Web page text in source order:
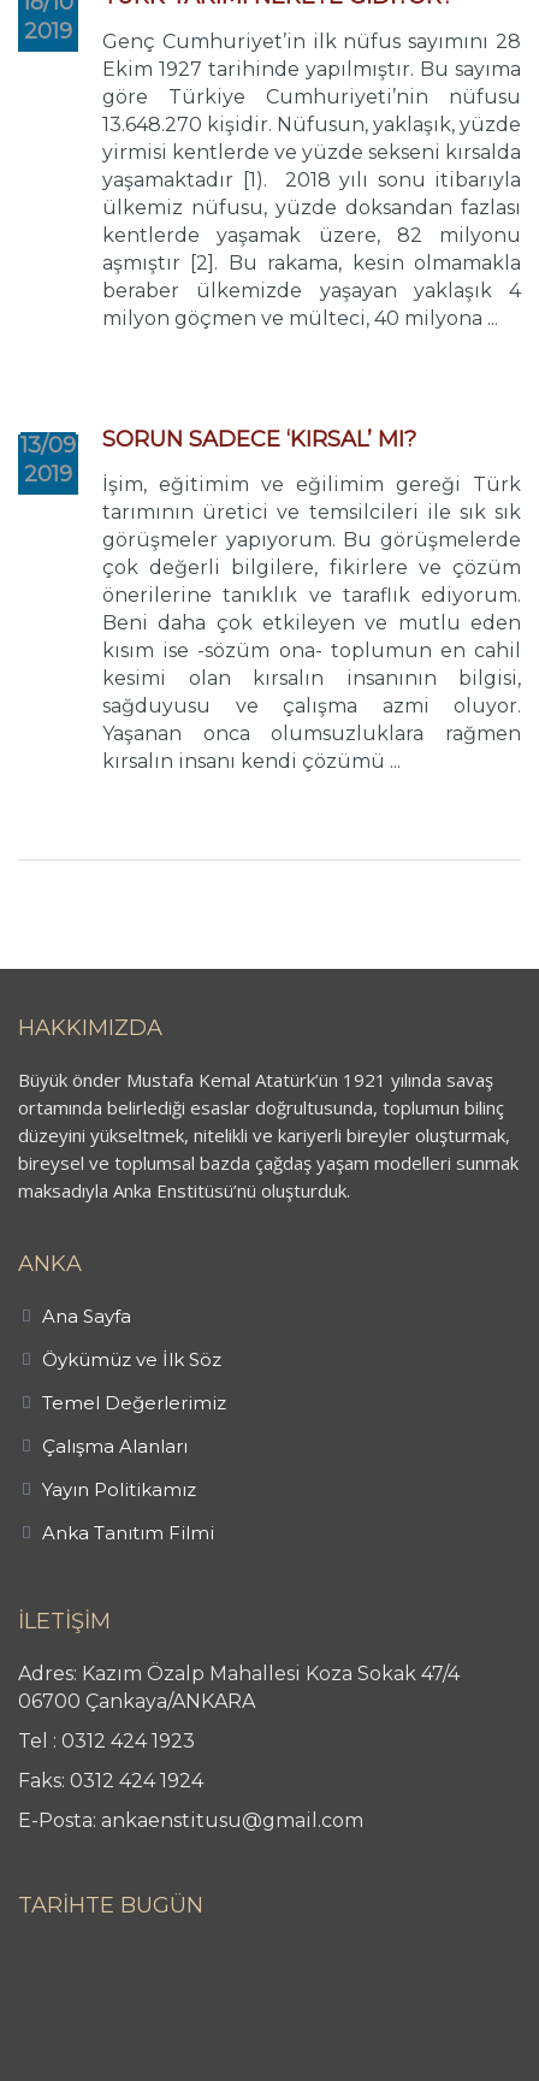
2019
Genç Cumhuriyet’in ilk nüfus sayımını 28
Ekim 1927 tarihinde yapılmıştır. Bu sayıma
göre Türkiye Cumhuriyeti’nin nüfusu
13.648.270 kişidir. Nüfusun, yaklaşık, yüzde
yirmisi kentlerde ve yüzde sekseni kırsalda
yaşamaktadır [1). 2018 yılı sonu itibarıyla
ülkemiz nüfusu, yüzde doksandan fazlası
kentlerde yaşamak üzere, 82 milyonu
aşmıştır [2]. Bu rakama, kesin olmamakla
beraber ülkemizde yaşayan yaklaşık 4
milyon göçmen ve mülteci, 40 milyona ...
13/09
2019
SORUN SADECE ‘KIRSAL’ MI?
İşim, eğitimim ve eğilimim gereği Türk
tarımının üretici ve temsilcileri ile sık sık
görüşmeler yapıyorum. Bu görüşmelerde
çok değerli bilgilere, fikirlere ve çözüm
önerilerine tanıklık ve taraflık ediyorum.
Beni daha çok etkileyen ve mutlu eden
kısım ise -sözüm ona- toplumun en cahil
kesimi olan kırsalın insanının bilgisi,
sağduyusu ve çalışma azmi oluyor.
Yaşanan onca olumsuzluklara rağmen
kırsalın insanı kendi çözümü ...
HAKKIMIZDA
Büyük önder Mustafa Kemal Atatürk’ün 1921 yılında savaş
ortamında belirlediği esaslar doğrultusunda, toplumun bilinç
düzeyini yükseltmek, nitelikli ve kariyerli bireyler oluşturmak,
bireysel ve toplumsal bazda çağdaş yaşam modelleri sunmak
maksadıyla Anka Enstitüsü’nü oluşturduk.
ANKA
Ana Sayfa
Öykümüz ve İlk Söz
Temel Değerlerimiz
Çalışma Alanları
Yayın Politikamız
Anka Tanıtım Filmi
İLETİŞİM
Adres: Kazım Özalp Mahallesi Koza Sokak 47/4
06700 Çankaya/ANKARA
Tel : 0312 424 1923
Faks: 0312 424 1924
E-Posta: ankaenstitusu@gmail.com
TARİHTE BUGÜN